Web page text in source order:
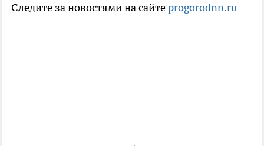
Следите за новостями на сайтеprogorodnn.ru